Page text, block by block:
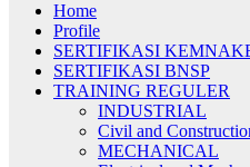
Home
Profile
SERTIFIKASI
SERTIFIKASI BNSP
TRAINING REGULER
INDUSTRIAL
Civil and
MECHANICAL